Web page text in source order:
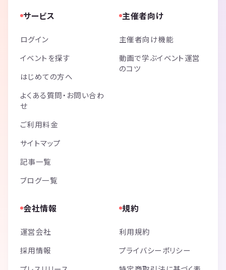
サービス
ログイン
イベントを探す
はじめての方へ
よくある質問・お問い合わ
せ
ご利用料金
サイトマップ
記事一覧
ブログ一覧
主催者向け
主催者向け機能
動画で学ぶイベント運営
のコツ
会社情報
運営会社
採用情報
規約
利用規約
プライバシーポリシー